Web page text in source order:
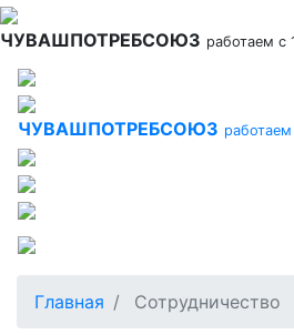
Перейти
к
основному
содержанию
ЧУВАШПОТРЕБСОЮЗ работаем с
ЧУВАШПОТРЕБСОЮЗ
Главная Сотрудничество